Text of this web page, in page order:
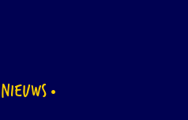
NIEUWS